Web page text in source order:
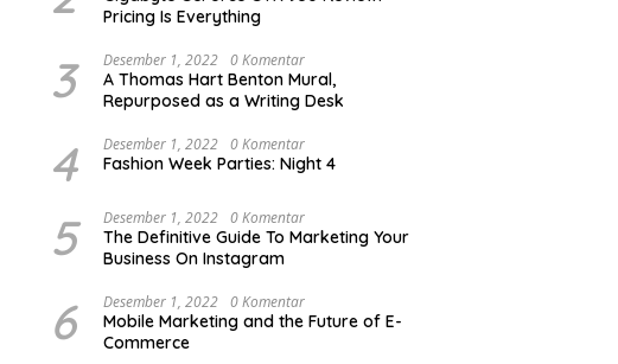
Pricing Is Everything
3 Desember 1, 2022 0 Komentar
A Thomas Hart Benton Mural,
Repurposed as a Writing Desk
4 Desember 1, 2022 0 Komentar
Fashion Week Parties: Night 4
5 Desember 1, 2022 0 Komentar
The Definitive Guide To Marketing Your
Business On Instagram
6 Desember 1, 2022 0 Komentar
Mobile Marketing and the Future of E-
Commerce